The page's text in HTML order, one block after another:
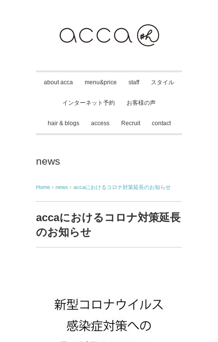
about acca menu&price staff スタイル
インターネット予約 お客様の声
hair & blogs access Recruit contact
news
Home › news › accaにおけるコロナ対策延長のお知らせ
accaにおけるコロナ対策延長
のお知らせ